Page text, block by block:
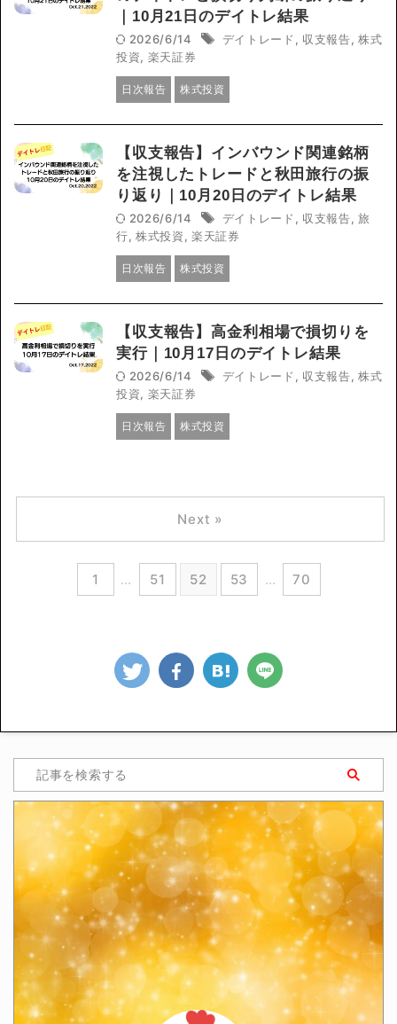
｜10月21日のデイトレ結果
2026/6/14 デイトレード , 収支報告, 株式
投資, 楽天証券
日次報告 株式投資
【収支報告】インバウンド関連銘柄
を注視したトレードと秋田旅行の振
り返り｜10月20日のデイトレ結果
2026/6/14 デイトレード , 収支報告, 旅
行, 株式投資, 楽天証券
日次報告 株式投資
【収支報告】高金利相場で損切りを
実行｜10月17日のデイトレ結果
2026/6/14 デイトレード , 収支報告, 株式
投資, 楽天証券
日次報告 株式投資
1 … 51 52 53 … 70
Next »